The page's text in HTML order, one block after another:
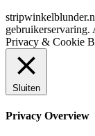
gebruikerservaring.
Privacy & Cookie
Sluiten
Privacy Overview